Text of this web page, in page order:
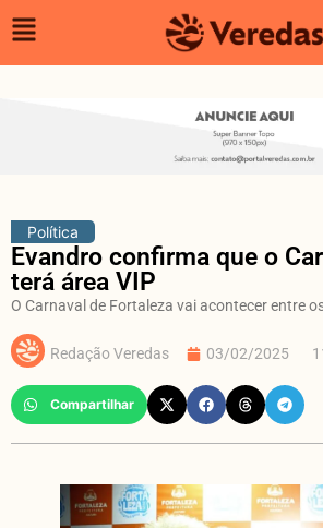
Política
Evandro confirma que o
terá área VIP
O Carnaval de Fortaleza vai acontecer entre
Redação Veredas 03/02/2025
Compartilhar